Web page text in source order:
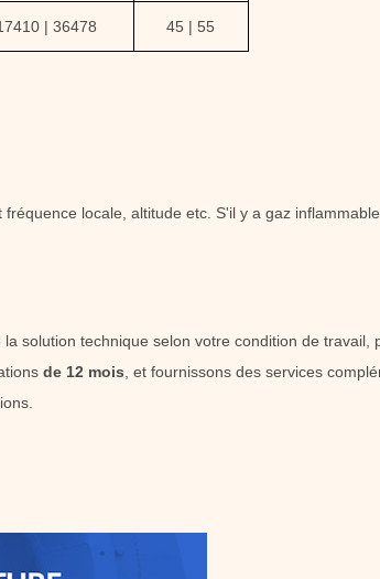
| 36478 45 | 55
locale, altitude etc. S'il y a gaz
solution technique selon votre condition de travail,
de 12 mois , et fournissons des services